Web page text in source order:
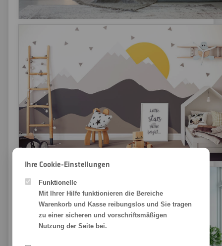
Ihre Cookie-Einstellungen
Funktionelle
Mit Ihrer Hilfe funktionieren die Bereiche
Warenkorb und Kasse reibungslos und Sie tragen
zu einer sicheren und vorschriftsmäßigen
Nutzung der Seite bei.